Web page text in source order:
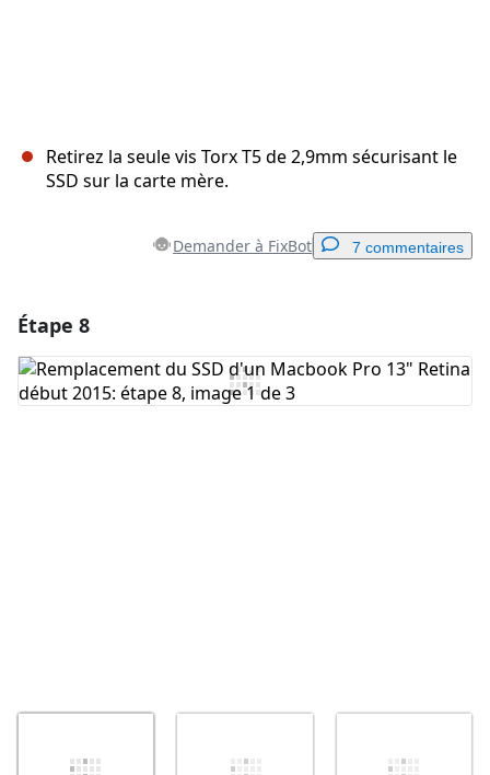
Retirez la seule vis Torx T5 de 2,9mm sécurisant le
SSD sur la carte mère.
Demander à FixBot 7 commentaires
Ajouter un commentaire
Étape 8